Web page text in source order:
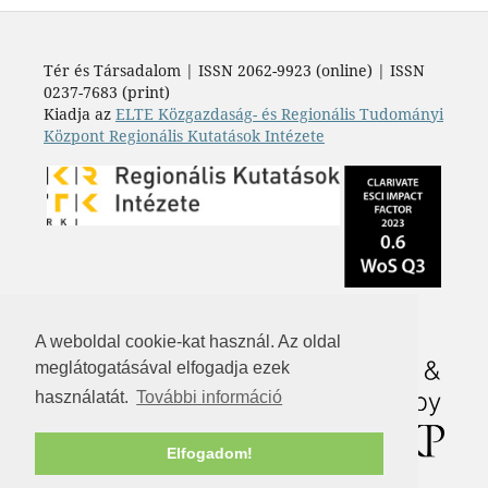
A weboldal cookie-kat használ. Az oldal
meglátogatásával elfogadja ezek
használatát. További információ
Elfogadom!
Tér és Társadalom | ISSN 2062-9923 (online) | ISSN
0237-7683 (print)
Kiadja az ELTE Közgazdaság- és Regionális Tudományi
Központ Regionális Kutatások Intézete